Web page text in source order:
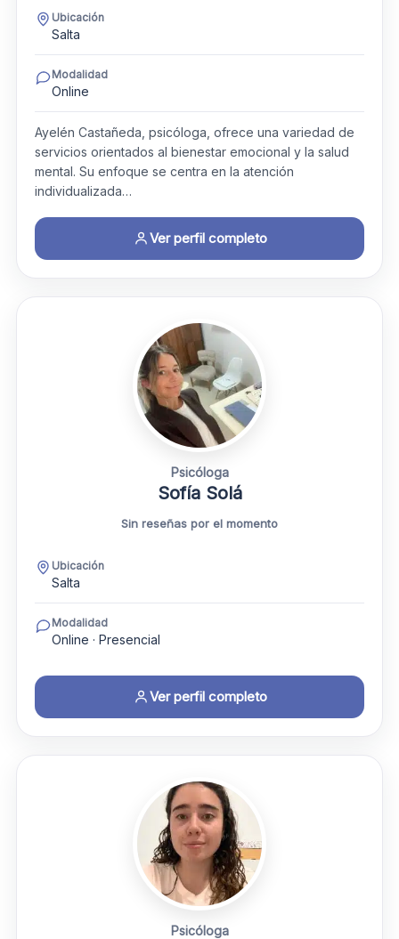
Ubicación
Salta
Modalidad
Online
Ayelén Castañeda, psicóloga, ofrece una variedad de
servicios orientados al bienestar emocional y la salud
mental. Su enfoque se centra en la atención
individualizada…
Ver perfil completo
Psicóloga
Sofía Solá
Sin reseñas por el momento
Ubicación
Salta
Modalidad
Online · Presencial
Ver perfil completo
Psicóloga